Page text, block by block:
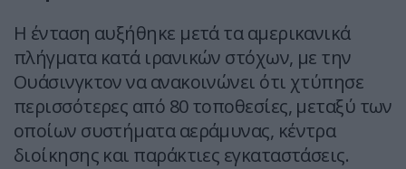
Η ένταση αυξήθηκε μετά τα αμερικανικά
πλήγματα κατά ιρανικών στόχων, με την
Ουάσινγκτον να ανακοινώνει ότι χτύπησε
περισσότερες από 80 τοποθεσίες, μεταξύ των
οποίων συστήματα αεράμυνας, κέντρα
διοίκησης και παράκτιες εγκαταστάσεις.